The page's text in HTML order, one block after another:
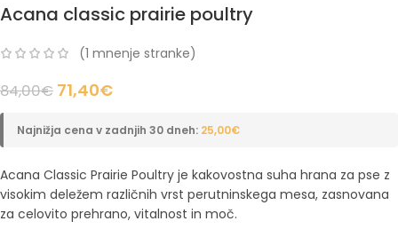
Acana classic prairie poultry
(1 mnenje stranke)
84,00€ 71,40€
Najnižja cena v zadnjih 30 dneh: 25,00€
Acana Classic Prairie Poultry je kakovostna suha hrana za pse z
visokim deležem različnih vrst perutninskega mesa, zasnovana
za celovito prehrano, vitalnost in moč.